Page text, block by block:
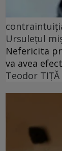
Ursulețul
Nefericita
va avea
Teodor TIŢĂ